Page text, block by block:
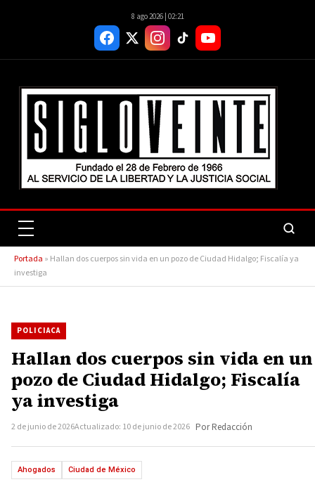
8 ago 2026 | 02:21
Portada » Hallan dos cuerpos sin vida en un pozo de Ciudad Hidalgo; Fiscalía ya
investiga
POLICIACA
Hallan dos cuerpos sin vida en un
pozo de Ciudad Hidalgo; Fiscalía
ya investiga
2 de junio de 2026Actualizado: 10 de junio de 2026 Por Redacción
Ahogados Ciudad de México